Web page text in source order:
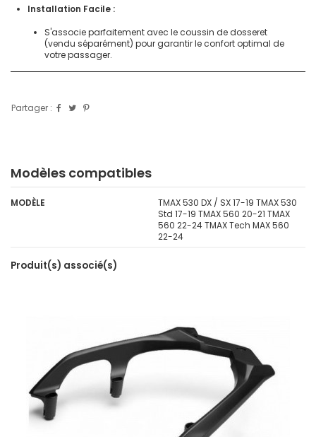
Installation Facile :
S'associe parfaitement avec le coussin de dosseret
(vendu séparément) pour garantir le confort optimal de
votre passager.
Partager :
Modèles compatibles
MODÈLE
TMAX 530 DX / SX 17-19 TMAX 530
Std 17-19 TMAX 560 20-21 TMAX
560 22-24 TMAX Tech MAX 560
22-24
Produit(s) associé(s)